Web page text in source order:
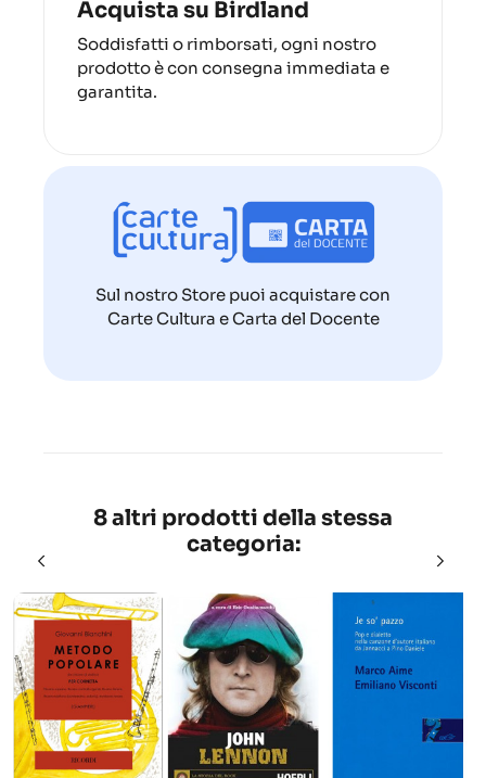
Acquista su Birdland
Soddisfatti o rimborsati, ogni nostro
prodotto è con consegna immediata e
garantita.
Sul nostro Store puoi acquistare con
Carte Cultura e Carta del Docente
8 altri prodotti della stessa
categoria: